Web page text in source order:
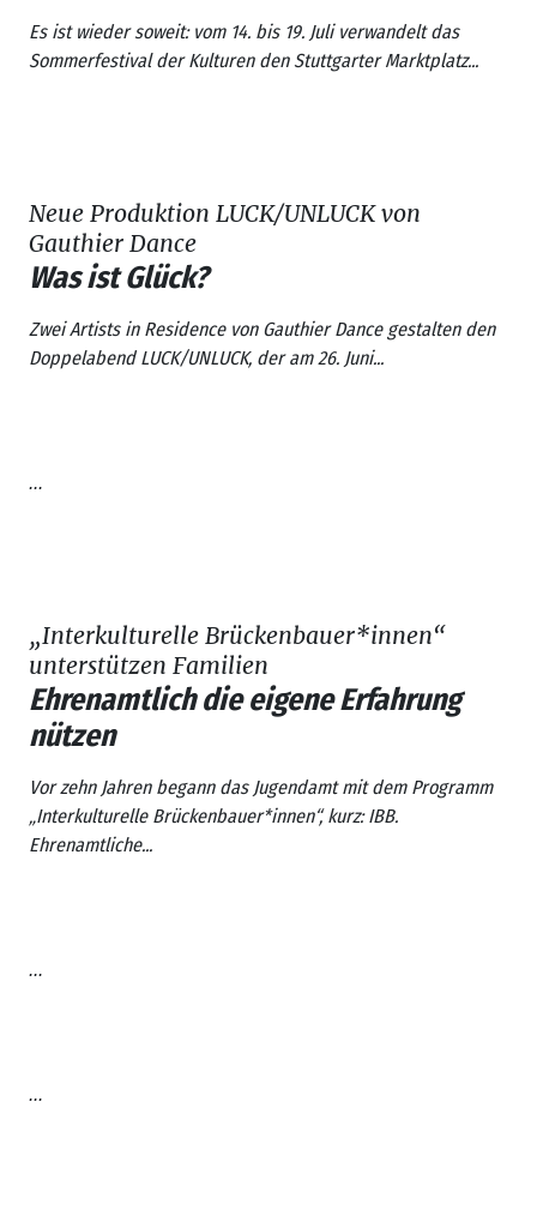
Es ist wieder soweit: vom 14. bis 19. Juli verwandelt das
Sommerfestival der Kulturenden Stuttgarter Marktplatz...
Neue Produktion LUCK/UNLUCK von
Gauthier Dance
Was ist Glück?
Zwei Artists in Residence von Gauthier Dancegestalten den
DoppelabendLUCK/UNLUCK, der am 26. Juni...
...
„Interkulturelle Brückenbauer*innen“
unterstützen Familien
Ehrenamtlich die eigene Erfahrung
nützen
Vor zehn Jahren begann das Jugendamt mit dem Programm
„Interkulturelle Brückenbauer*innen“, kurz: IBB.
Ehrenamtliche...
...
...